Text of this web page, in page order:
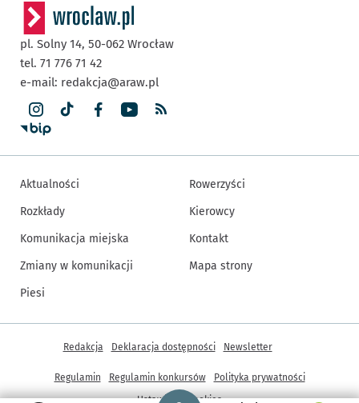
Strona główna - wroclaw.pl
pl. Solny 14, 50-062 Wrocław
tel. 71 776 71 42
e-mail: redakcja@araw.pl
Aktualności
Rozkłady
Komunikacja miejska
Zmiany w komunikacji
Piesi
Rowerzyści
Kierowcy
Kontakt
Mapa strony
Inne informacje
Redakcja Deklaracja dostępności Newsletter
Regulamin Regulamin konkursów
Polityka prywatności
Ustawienia cookies